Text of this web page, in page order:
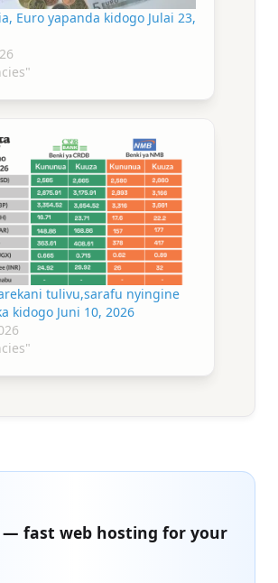
Euro yapanda kidogo Julai 23,
tulivu,sarafu nyingine
kidogo Juni 10, 2026
— fast web hosting for your